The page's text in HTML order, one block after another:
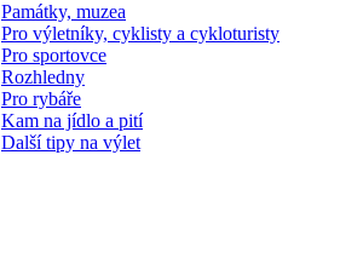
Památky, muzea
Pro výletníky, cyklisty a cykloturisty
Pro sportovce
Rozhledny
Pro rybáře
Kam na jídlo a pití
Další tipy na výlet